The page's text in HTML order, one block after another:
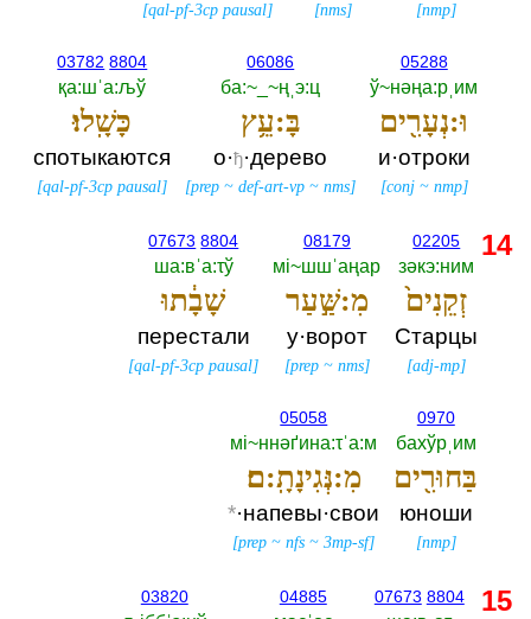
[nmp]
[nms]
[qal-pf-3cp pausal]
05288
ў~нәңа:рˌим
וּ:נְעָרִ֖ים
и·отроки
[conj~ nmp]
06086
ба:~_~ңˌэ:ц
בָּ:עֵ֥ץ
о·ђ·дерево
[prep ~def-art-vp ~nms]
03782 8804
қа:шˈа:љў
כָּשָֽׁלוּ׃
спотыкаются
[qal-pf-3cp pausal]
02205
зәкэ:ним
זְקֵנִים֙
Старцы
[adj-mp]
08179
мi~шшˈаңар
מִ:שַּׁ֣עַר
у·ворот
[prep~ nms]
07673 8804
ша:вˈа:τў
שָׁבָ֔תוּ
перестали
[qal-pf-3cp pausal]
0970
бахўрˌим
בַּחוּרִ֖ים
юноши
[nmp]
05058
мi~ннәґина:τˈа:м
מִ:נְּגִינָתָֽ:ם׃
*·напевы·свои
[prep ~nfs ~3mp-sf]
14
07673 8804
04885
03820 15